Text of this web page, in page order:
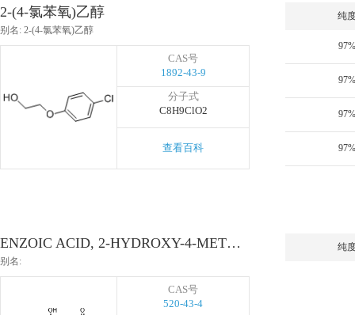
2-(4-氯苯氧)乙醇
别名: 2-(4-氯苯氧)乙醇
CAS号
1892-43-9
分子式
C8H9ClO2
查看百科
纯
97%
97%
97%
97%
ENZOIC ACID, 2-HYDROXY-4-METHOXY-6-METHYL-, METHYL ESTER
别名:
CAS号
520-43-4
纯